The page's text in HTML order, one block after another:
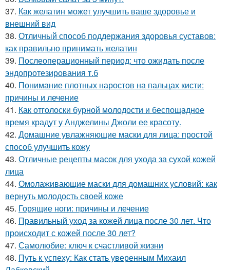
37. Как желатин может улучшить ваше здоровье и
внешний вид
38. Отличный способ поддержания здоровья суставов:
как правильно принимать желатин
39. Послеоперационный период: что ожидать после
эндопротезирования т.б
40. Понимание плотных наростов на пальцах кисти:
причины и лечение
41. Как отголоски бурной молодости и беспощадное
время крадут у Анджелины Джоли ее красоту.
42. Домашние увлажняющие маски для лица: простой
способ улучшить кожу
43. Отличные рецепты масок для ухода за сухой кожей
лица
44. Омолаживающие маски для домашних условий: как
вернуть молодость своей коже
45. Горящие ноги: причины и лечение
46. Правильный уход за кожей лица после 30 лет. Что
происходит с кожей после 30 лет?
47. Самолюбие: ключ к счастливой жизни
48. Путь к успеху: Как стать уверенным Михаил